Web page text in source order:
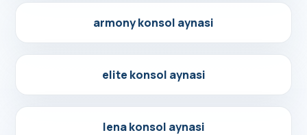
Detayları Gör
armony konsol aynasi
Detayları Gör
elite konsol aynasi
Detayları Gör
lena konsol aynasi